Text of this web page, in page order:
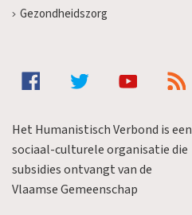
Gezondheidszorg
Het Humanistisch Verbond is een
sociaal-culturele organisatie die
subsidies ontvangt van de
Vlaamse Gemeenschap